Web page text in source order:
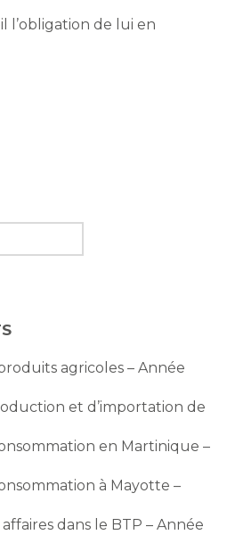
l’obligation de lui en
agricoles – Année
et d’importation de
en Martinique –
à Mayotte –
dans le BTP – Année